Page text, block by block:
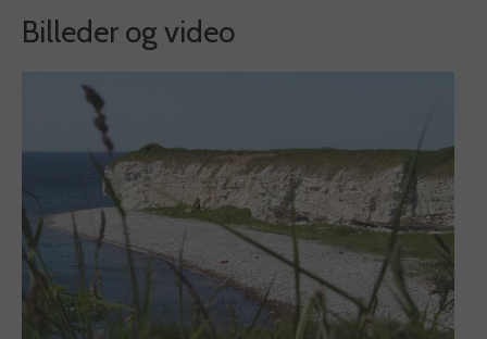
Billeder og video